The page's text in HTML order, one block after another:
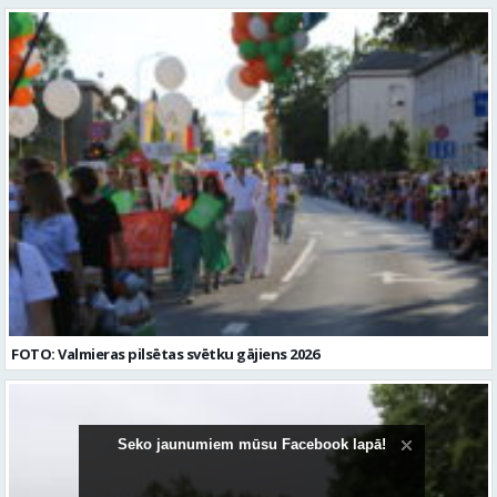
Sociālā fonda Plus 4.1.2.5. pasākumā “Piesaistīt un noturēt
ārstniecības personas darbam valsts apmaksāto veselības aprūpes
pakalpojumu sektorā, īpaši stacionāros”. Plašāka informācija:
https://talakizglitiba.lv/kompensacijas. Pretendenti aicināti
pieteikties līdz 2026. gada 23. augustam, nosūtot motivācijas vēstuli
un dzīvesgājuma aprakstu (CV) uz e-pasta adresi
vakances@strencupns.lv ar norādi “Audiologopēda vakance”. 1)
Pieteikuma dokumentos norādītie personas dati tiks apstrādāti, lai
nodrošinātu šīs atlases konkursa norisi. 2) Personas datu apstrādes
pārzinis ir VSIA “Strenču psihoneiroloģiskā slimnīca”,
kontaktinformācija: Valkas ielā 11, Strenčos, Valmieras novadā, LV
-4730, e-pasts: info@strencupns.lv. Papildu informāciju par
personas datu apstrādi jūs varat iegūt interneta mājas
lapā: https://strencupns.lv/ Profesija: AUDIOLOGOPĒDS Darba
vietas adrese: LATVIJA, Valkas iela 11, Strenči, Valmieras nov. Slodze:
Viena vesela slodze Darbības joma: Veselības aprūpe / Sociālā
aprūpe Pieteikto vietu skaits: 1 Aktuāla līdz: 2026-08-23
Kontaktpersona: CV sūtīt uz e- pastu: vakances@strencupns.lv
laika veids: Nepilnais darba laiks Darba veids: Darbinieka amats uz
nenoteiktu laiku Slodze: Nepilna slodze Darbības joma: Izglītība /
Zinātne Pieteikto vietu skaits: 1 Līgums: Darbinieka amats uz
nenoteiktu laiku Aktuāla līdz: 2026-08-17 Kontaktpersona: CV sūtīt
uz e-pastu: personals@valmierastehnikums.lv Izglītības līmenis:
Augstākā izglītība (bakalaura grāds)
FOTO: Valmieras pilsētas svētku gājiens 2026
Seko jaunumiem mūsu Facebook lapā!